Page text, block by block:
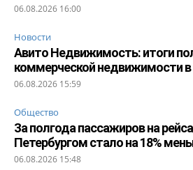
06.08.2026 16:00
Новости
Авито Недвижимость: итоги
коммерческой недвижимости в
06.08.2026 15:59
Общество
За полгода пассажиров на
Петербургом стало на 18%
06.08.2026 15:48